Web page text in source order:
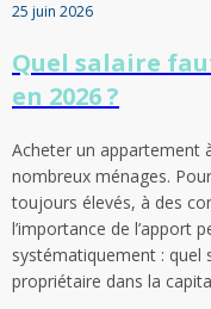
25 juin 2026
Quel salaire
en 2026 ?
Acheter un appartement
nombreux ménages.
toujours élevés, à des
l’importance de l’apport
systématiquement : quel
propriétaire dans la